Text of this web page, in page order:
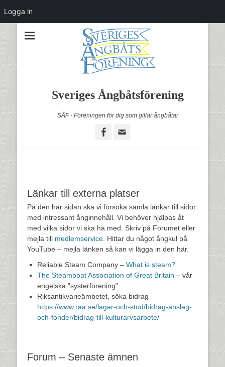
Sveriges Ångbåtsförening
SÅF - Föreningen för dig som gillar ångbåtar
Facebook
Länkar till externa platser
På den här sidan ska vi försöka samla länkar till sidor
med intressant ånginnehåll. Vi behöver hjälpas åt
med vilka sidor vi ska ha med. Skriv på Forumet eller
mejla till medlemservice . Hittar du något ångkul på
YouTube – mejla länken så kan vi lägga in den här.
Reliable Steam Company – What is steam?
The Steamboat Association of Great Britain – vår
engelska ”systerförening”
Riksantikvarieämbetet, söka bidrag –
https://www.raa.se/lagar-och-stod/bidrag-anslag-
och-fonder/bidrag-till-kulturarvsarbete/
Forum – Senaste ämnen
Logga in